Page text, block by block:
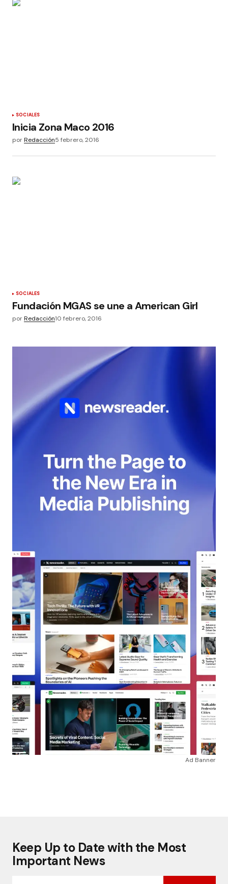
SOCIALES
Inicia Zona Maco 2016
porRedacción5 febrero, 2016
SOCIALES
Fundación MGAS se une a American Girl
porRedacción10 febrero, 2016
Ad Banner
Keep Up to Date with the Most
Important News